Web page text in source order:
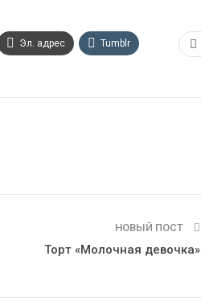
Эл. адрес Tumblr
НОВЫЙ ПОСТ
Торт «Молочная девочка»